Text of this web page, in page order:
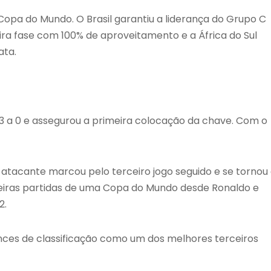
do Mundo. O Brasil garantiu a liderança do Grupo C
fase com 100% de aproveitamento e a África do Sul
a 0 e assegurou a primeira colocação da chave. Com o
marcou pelo terceiro jogo seguido e se tornou
partidas de uma Copa do Mundo desde Ronaldo e
de classificação como um dos melhores terceiros